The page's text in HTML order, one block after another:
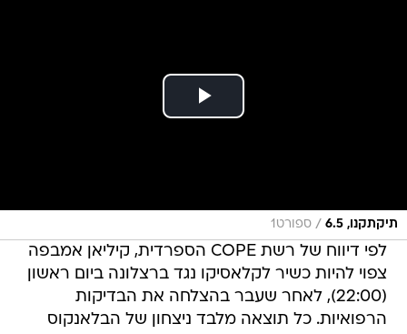
תיקתקנו, 6.5 / ספורט1
לפי דיווח של רשת COPE הספרדית, קיליאן אמבפה
צפוי להיות כשיר לקלאסיקו נגד ברצלונה ביום ראשון
(22:00), לאחר שעבר בהצלחה את הבדיקות
הרפואיות. כל תוצאה מלבד ניצחון של הבלאנקוס